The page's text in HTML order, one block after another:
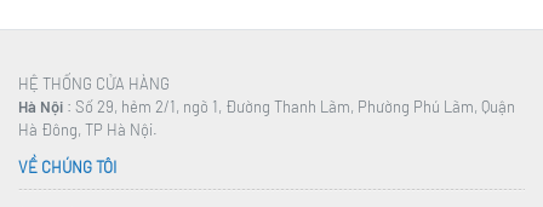
HỆ THỐNG CỬA HÀNG
Hà Nội : Số 29, hẻm 2/1, ngõ 1, Đường Thanh Lãm, Phường Phú Lãm, Quận
Hà Đông, TP Hà Nội.
VỀ CHÚNG TÔI